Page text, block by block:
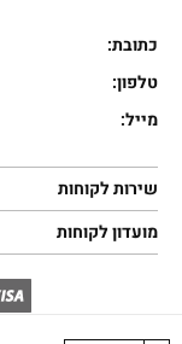
כתובת:
טלפון:
מייל:
שירות לקוחות
מועדון לקוחות